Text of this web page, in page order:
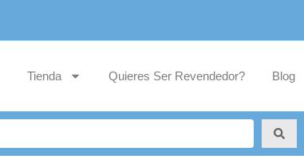
Tienda Quieres Ser Revendedor? Blog